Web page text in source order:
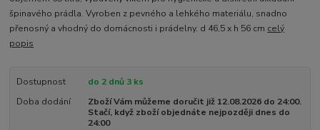
špinavého prádla. Vyroben z pevného a lehkého materiálu, snadno
přenosný a vhodný do domácnosti i prádelny. d 46,5 x h 56 cm celý
popis
Dostupnost
do 2 dnů 3 ks
Doba dodání
Zboží Vám můžeme doručit již 12.08.2026 do 24:00.
Stačí, když zboží objednáte nejpozději dnes do
24:00